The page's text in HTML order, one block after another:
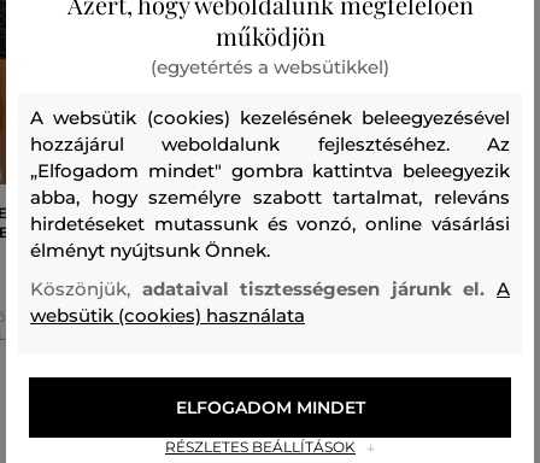
DIESEL DAMIEN-UTLT-
SHORTS
22 990 Ft
méretek:
ALSÓNEMŰ DIESEL DAMIEN-UTLT-
3PACK BOXER-SHORTS
22 990 Ft
Elérhető méretek:
működjön
(egyetértés a websütikkel)
A websütik (cookies) kezelésének beleegyezésével
hozzájárul weboldalunk fejlesztéséhez. Az
„Elfogadom mindet" gombra kattintva beleegyezik
abba, hogy személyre szabott tartalmat, releváns
hirdetéseket mutassunk és vonzó, online vásárlási
élményt nyújtsunk Önnek.
Köszönjük, adataival tisztességesen járunk el.A
websütik (cookies) használata
RÉSZLETES BEÁLLÍTÁSOK
ELFOGADOM MINDET